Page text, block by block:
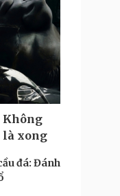
Không
là xong
đá: Đánh